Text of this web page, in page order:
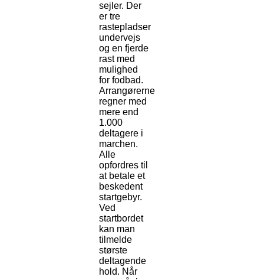
sejler. Der
er tre
rastepladser
undervejs
og en fjerde
rast med
mulighed
for fodbad.
Arrangørerne
regner med
mere end
1.000
deltagere i
marchen.
Alle
opfordres til
at betale et
beskedent
startgebyr.
Ved
startbordet
kan man
tilmelde
største
deltagende
hold. Når